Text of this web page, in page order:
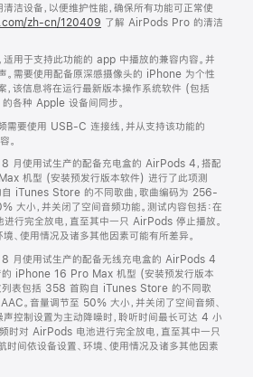
洁设备，以便维护性能，确保所有功能可正常使
zh-cn/120409 了解 AirPods Pro 的清洁
适用于支持此功能的 app 中播放的兼容内容。并
。需要使用配备原深感摄像头的 iPhone 为个性
，该信息将在运行最新版本操作系统软件 (包括
各种 Apple 设备间同步。
需要使用 USB-C 连接线，并从支持该功能的
。
使用试生产的配备充电盒的 AirPods 4，搭配
机型 (安装预发行版本软件) 进行了此项测
自 iTunes Store 的不同歌曲，歌曲编码为 256-
大小，并关闭了空间音频功能。测试内容包括：在
行完全放电，直至其中一只 AirPods 停止播放。
、使用情况及诸多其他因素可能有所差异。
月使用试生产的配备无线充电盒的 AirPods 4
的 iPhone 16 Pro Max 机型 (安装预发行版本
列表包括 358 首购自 iTunes Store 的不同歌
。音量调节至 50% 大小，并关闭了空间音频、
声控制设置为主动降噪时，聆听时间最长可达 4 小
频时对 AirPods 电池进行完全放电，直至其中一只
间依设备设置、环境、使用情况及诸多其他因素